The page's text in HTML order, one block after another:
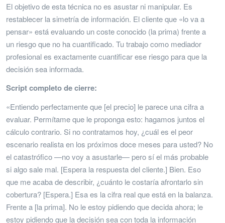
El objetivo de esta técnica no es asustar ni manipular. Es
restablecer la simetría de información. El cliente que «lo va a
pensar» está evaluando un coste conocido (la prima) frente a
un riesgo que no ha cuantificado. Tu trabajo como mediador
profesional es exactamente cuantificar ese riesgo para que la
decisión sea informada.
Script completo de cierre:
«Entiendo perfectamente que [el precio] le parece una cifra a
evaluar. Permítame que le proponga esto: hagamos juntos el
cálculo contrario. Si no contratamos hoy, ¿cuál es el peor
escenario realista en los próximos doce meses para usted? No
el catastrófico —no voy a asustarle— pero sí el más probable
si algo sale mal. [Espera la respuesta del cliente.] Bien. Eso
que me acaba de describir, ¿cuánto le costaría afrontarlo sin
cobertura? [Espera.] Esa es la cifra real que está en la balanza.
Frente a [la prima]. No le estoy pidiendo que decida ahora; le
estoy pidiendo que la decisión sea con toda la información